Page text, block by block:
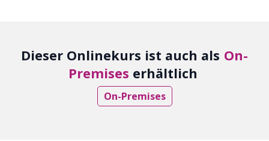
Dieser Onlinekurs ist auch als On-
Premises erhältlich
On-Premises